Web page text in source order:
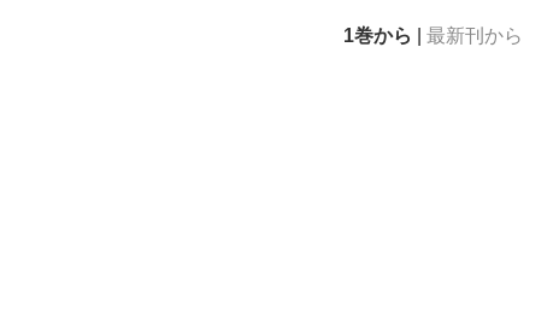
1巻から 最新刊から